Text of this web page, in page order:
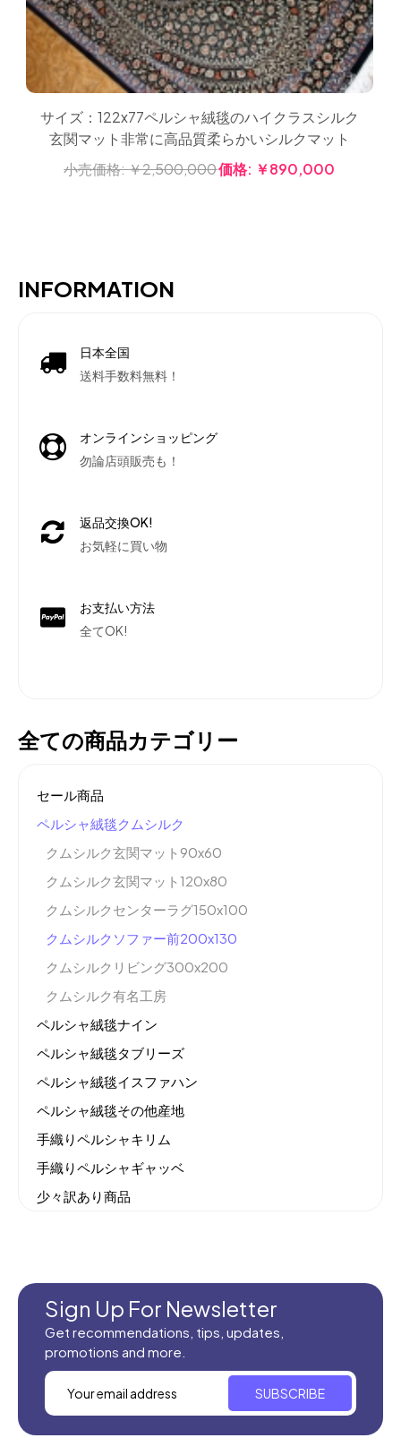
サイズ：122x77ペルシャ絨毯のハイクラスシルク
玄関マット非常に高品質柔らかいシルクマット
小売価格:￥2,500,000価格: ￥890,000
INFORMATION
日本全国
送料手数料無料！
オンラインショッピング
勿論店頭販売も！
返品交換OK!
お気軽に買い物
お支払い方法
全てOK!
全ての商品カテゴリー
セール商品
ペルシャ絨毯クムシルク
クムシルク玄関マット90x60
クムシルク玄関マット120x80
クムシルクセンターラグ150x100
クムシルクソファー前200x130
クムシルクリビング300x200
クムシルク有名工房
ペルシャ絨毯ナイン
ペルシャ絨毯タブリーズ
ペルシャ絨毯イスファハン
ペルシャ絨毯その他産地
手織りペルシャキリム
手織りペルシャギャッベ
少々訳あり商品
新商品入荷
Sign Up For Newsletter
Get recommendations, tips, updates,
promotions and more.
SUBSCRIBE